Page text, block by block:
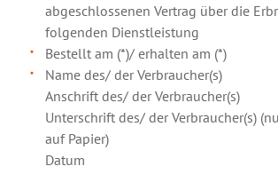
abgeschlossenen Vertrag über die
folgenden Dienstleistung
Bestellt am (*)/ erhalten am (*)
Name des/ der Verbraucher(s)
Anschrift des/ der Verbraucher(s)
Unterschrift des/ der Verbraucher(s)
auf Papier)
Datum